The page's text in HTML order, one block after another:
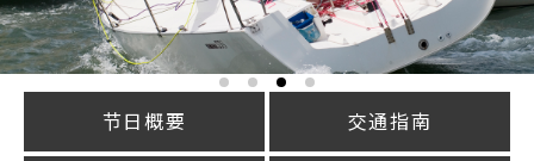
节日概要 交通指南